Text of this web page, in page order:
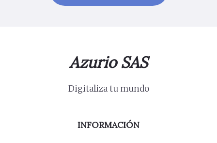
Azurio SAS
Digitaliza tu mundo
INFORMACIÓN